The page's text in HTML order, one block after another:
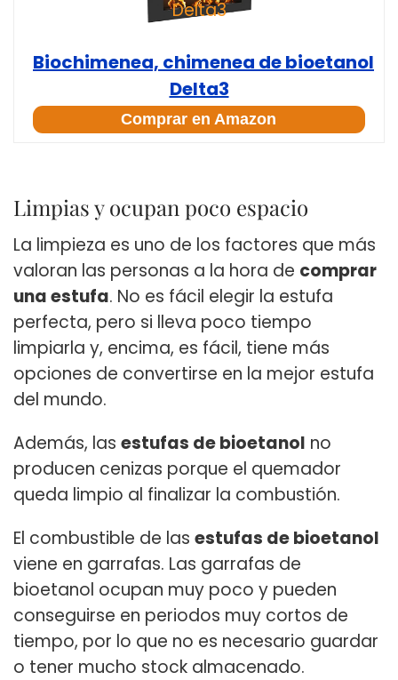
Biochimenea, chimenea de bioetanol
Delta3
Comprar en Amazon
Limpias y ocupan poco espacio
La limpieza es uno de los factores que más
valoran las personas a la hora de comprar
una estufa. No es fácil elegir la estufa
perfecta, pero si lleva poco tiempo
limpiarla y, encima, es fácil, tiene más
opciones de convertirse en la mejor estufa
del mundo.
Además, las estufas de bioetanol no
producen cenizas porque el quemador
queda limpio al finalizar la combustión.
El combustible de las estufas de bioetanol
viene en garrafas. Las garrafas de
bioetanol ocupan muy poco y pueden
conseguirse en periodos muy cortos de
tiempo, por lo que no es necesario guardar
o tener mucho stock almacenado.